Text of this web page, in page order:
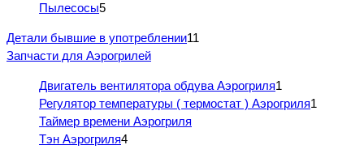
Пылесосы5
Детали бывшие в употреблении11
Запчасти для Аэрогрилей
Двигатель вентилятора обдува Аэрогриля1
Регулятор температуры ( термостат ) Аэрогриля1
Таймер времени Аэрогриля
Тэн Аэрогриля4